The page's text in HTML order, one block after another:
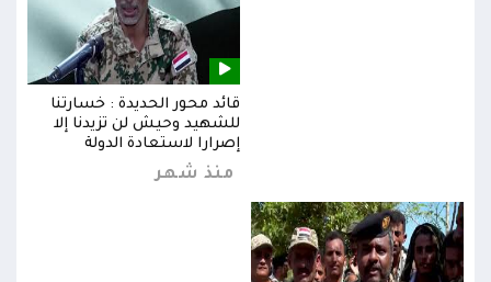
قائد محور الحديدة : خسارتنا
للشهيد وحيش لن تزيدنا إلا
إصرارا لاستعادة الدولة
منذ شهر